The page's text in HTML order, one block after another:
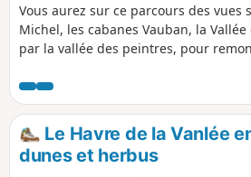
Vous aurez sur ce parcours des vues
Michel, les cabanes Vauban, la
par la vallée des peintres, pour
quartier de Beausoleil à Saint-Pair.
Le Havre de la Vanlée
dunes et herbus